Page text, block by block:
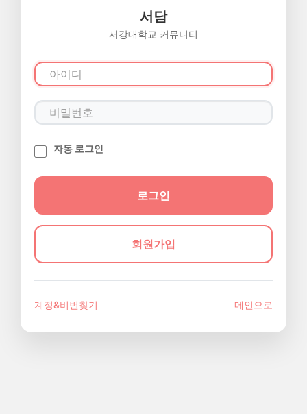
서담
서강대학교 커뮤니티
자동 로그인
회원가입
계정&비번찾기 메인으로